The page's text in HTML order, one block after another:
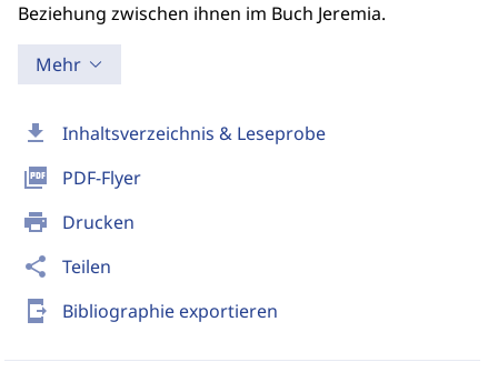
download Inhaltsverzeichnis & Leseprobe
picture_as_pdf PDF-Flyer
print Drucken
share Teilen
send_to_mobile Bibliographie exportieren
Beziehung zwischen ihnen im Buch Jeremia.
Mehr